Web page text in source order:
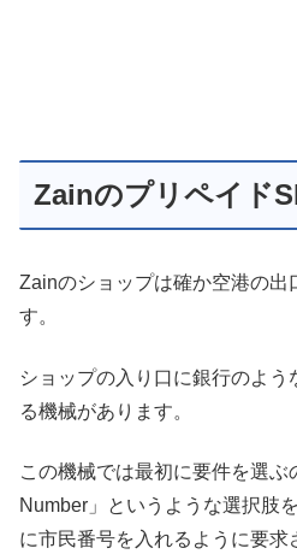
Zainのプリペイド
Zainのショップは確か空港の出
す。
ショップの入り口に銀行のよ
る機械があります。
この機械では最初に要件を選
Number」というような選択肢
に市民番号を入れるように要